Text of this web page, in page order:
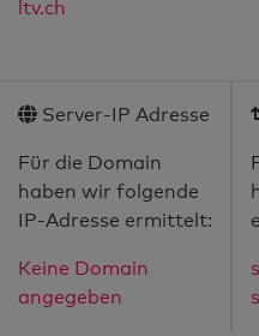
ltv.ch
Server-IP Adresse
Für die Domain
haben wir folgende
IP-Adresse ermittelt:
Keine Domain
angegeben